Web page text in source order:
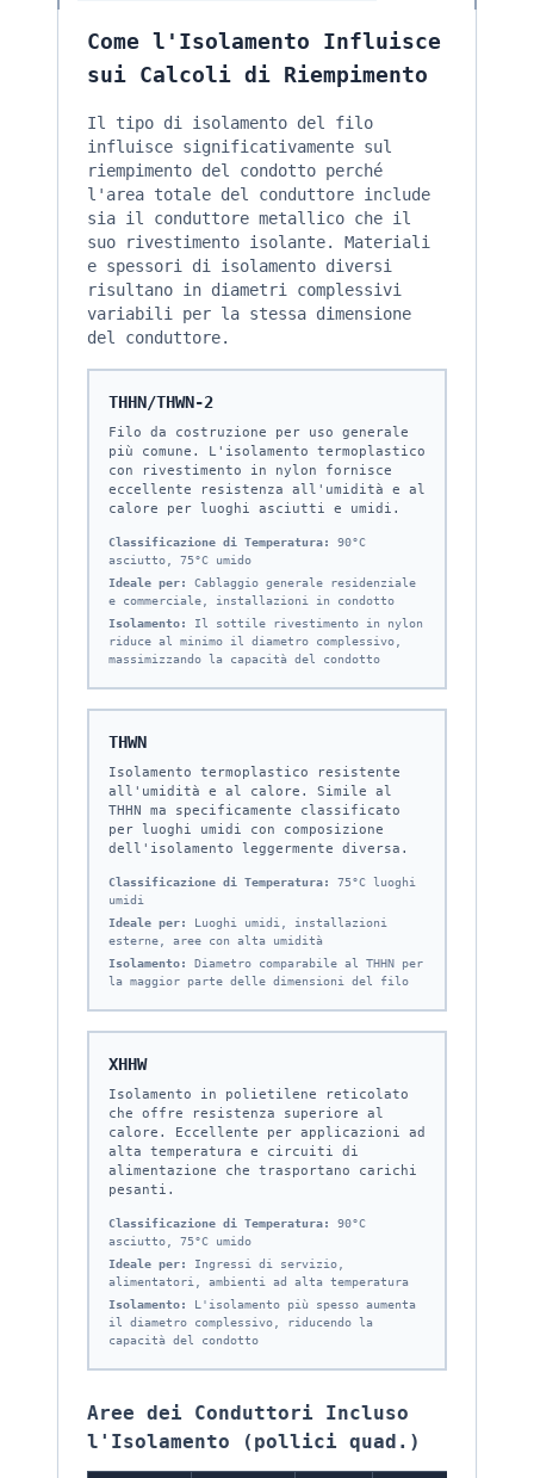
Come l'Isolamento Influisce
sui Calcoli di Riempimento
Il tipo di isolamento del filo
influisce significativamente sul
riempimento del condotto perché
l'area totale del conduttore include
sia il conduttore metallico che il
suo rivestimento isolante. Materiali
e spessori di isolamento diversi
risultano in diametri complessivi
variabili per la stessa dimensione
del conduttore.
THHN/THWN-2
Filo da costruzione per uso generale
più comune. L'isolamento termoplastico
con rivestimento in nylon fornisce
eccellente resistenza all'umidità e al
calore per luoghi asciutti e umidi.
Classificazione di Temperatura:
90°C
asciutto, 75°C umido
Ideale per:
Cablaggio generale residenziale
e commerciale, installazioni in condotto
Isolamento:
Il sottile rivestimento in nylon
riduce al minimo il diametro complessivo,
massimizzando la capacità del condotto
THWN
Isolamento termoplastico resistente
all'umidità e al calore. Simile al
THHN ma specificamente classificato
per luoghi umidi con composizione
dell'isolamento leggermente diversa.
Classificazione di Temperatura:
75°C luoghi
umidi
Ideale per:
Luoghi umidi, installazioni
esterne, aree con alta umidità
Isolamento:
Diametro comparabile al THHN per
la maggior parte delle dimensioni del filo
XHHW
Isolamento in polietilene reticolato
che offre resistenza superiore al
calore. Eccellente per applicazioni ad
alta temperatura e circuiti di
alimentazione che trasportano carichi
pesanti.
Classificazione di Temperatura:
90°C
asciutto, 75°C umido
Ideale per:
Ingressi di servizio,
alimentatori, ambienti ad alta temperatura
Isolamento:
L'isolamento più spesso aumenta
il diametro complessivo, riducendo la
capacità del condotto
Aree dei Conduttori Incluso
l'Isolamento (pollici quad.)